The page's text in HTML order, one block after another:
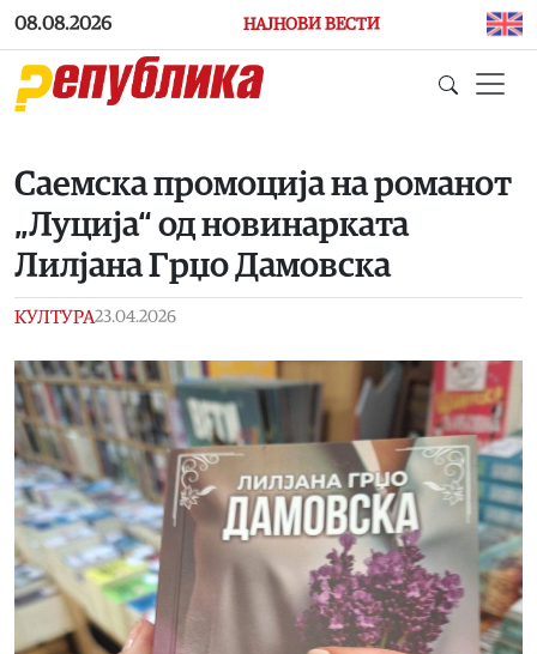
Skip to main content
08.08.2026 НАЈНОВИ ВЕСТИ
Саемска промоција на романот
„Луција“ од новинарката
Лилјана Грџо Дамовска
КУЛТУРА23.04.2026